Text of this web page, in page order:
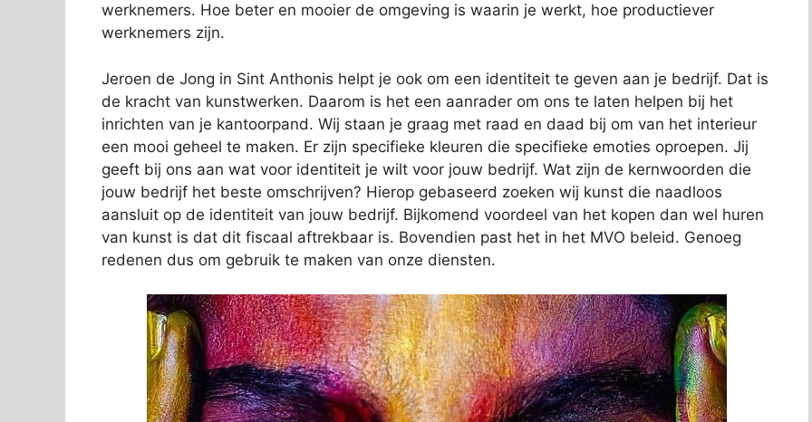
werknemers. Hoe beter en mooier de omgeving is waarin je werkt, hoe productiever
werknemers zijn.
Jeroen de Jong in Sint Anthonis helpt je ook om een identiteit te geven aan je bedrijf. Dat is
de kracht van kunstwerken. Daarom is het een aanrader om ons te laten helpen bij het
inrichten van je kantoorpand. Wij staan je graag met raad en daad bij om van het interieur
een mooi geheel te maken. Er zijn specifieke kleuren die specifieke emoties oproepen. Jij
geeft bij ons aan wat voor identiteit je wilt voor jouw bedrijf. Wat zijn de kernwoorden die
jouw bedrijf het beste omschrijven? Hierop gebaseerd zoeken wij kunst die naadloos
aansluit op de identiteit van jouw bedrijf. Bijkomend voordeel van het kopen dan wel huren
van kunst is dat dit fiscaal aftrekbaar is. Bovendien past het in het MVO beleid. Genoeg
redenen dus om gebruik te maken van onze diensten.